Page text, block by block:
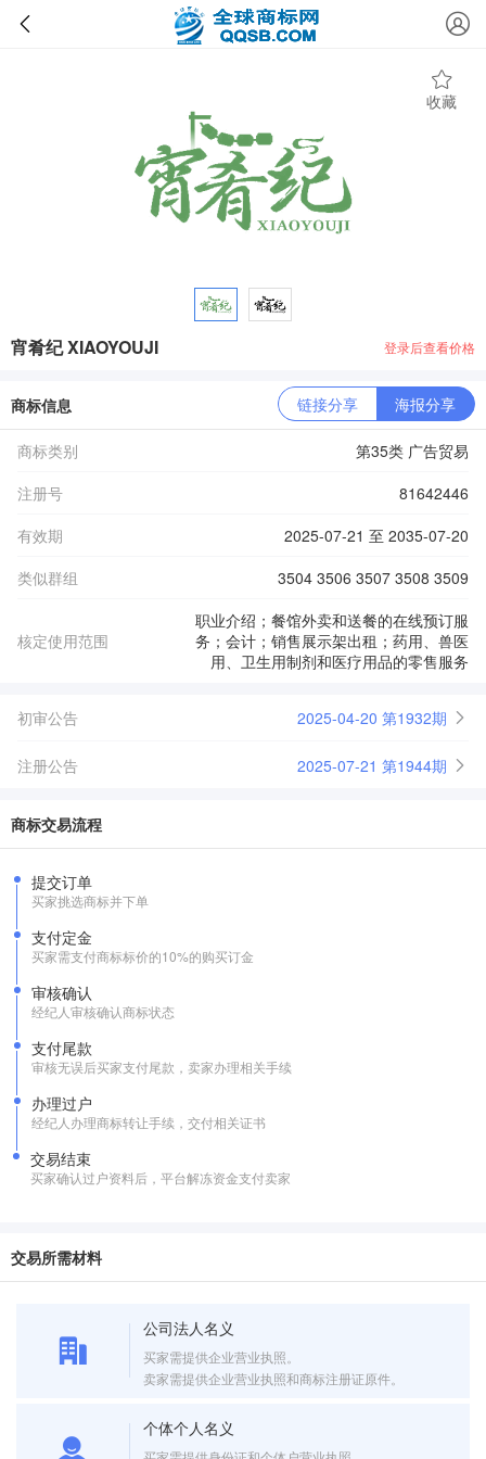
收藏
宵肴纪 XIAOYOUJI 登录后查看价格
商标信息 链接分享 海报分享
商标类别
第35类 广告贸易
注册号
81642446
有效期
2025-07-21 至 2035-07-20
类似群组
3504 3506 3507 3508 3509
核定使用范围
职业介绍；餐馆外卖和送餐的在线预订服
务；会计；销售展示架出租；药用、兽医
用、卫生用制剂和医疗用品的零售服务
初审公告 2025-04-20 第1932期
注册公告 2025-07-21 第1944期
商标交易流程
提交订单
买家挑选商标并下单
支付定金
买家需支付商标标价的10%的购买订金
审核确认
经纪人审核确认商标状态
支付尾款
审核无误后买家支付尾款，卖家办理相关手续
办理过户
经纪人办理商标转让手续，交付相关证书
交易结束
买家确认过户资料后，平台解冻资金支付卖家
交易所需材料
公司法人名义
买家需提供企业营业执照。
卖家需提供企业营业执照和商标注册证原件。
个体个人名义